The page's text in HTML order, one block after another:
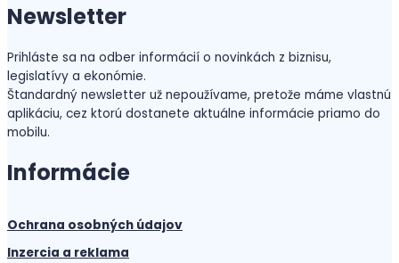
Newsletter
Prihláste sa na odber informácií o novinkách z biznisu,
legislatívy a ekonómie.
Štandardný newsletter už nepoužívame, pretože máme vlastnú
aplikáciu, cez ktorú dostanete aktuálne informácie priamo do
mobilu.
Informácie
Ochrana osobných údajov
Inzercia a reklama